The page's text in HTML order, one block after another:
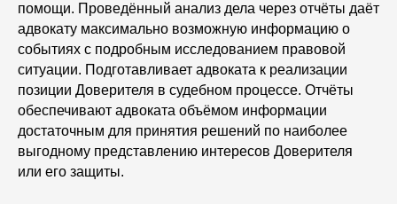
помощи. Проведённый анализ дела через отчёты даёт
адвокату максимально возможную информацию о
событиях с подробным исследованием правовой
ситуации. Подготавливает адвоката к реализации
позиции Доверителя в судебном процессе. Отчёты
обеспечивают адвоката объёмом информации
достаточным для принятия решений по наиболее
выгодному представлению интересов Доверителя
или его защиты.